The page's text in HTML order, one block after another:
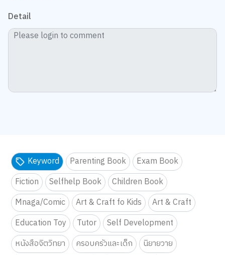
Detail
Keyword Parenting Book
Exam Book
Fiction
Selfhelp Book
Children Book
Mnaga/Comic
Art & Craft fo Kids
Art & Craft
Education Toy
Tutor
Self Development
หนังสือจิตวิทยา
ครอบครัวและเด็ก
นิยายวาย